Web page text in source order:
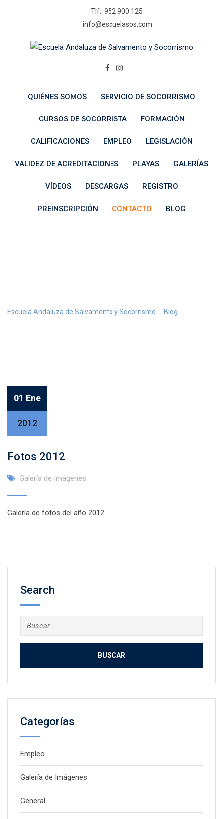
Tlf.: 952 900 125
info@escuelasos.com
QUIÉNES SOMOS SERVICIO DE SOCORRISMO
CURSOS DE SOCORRISTA FORMACIÓN
CALIFICACIONES EMPLEO LEGISLACIÓN
VALIDEZ DE ACREDITACIONES PLAYAS GALERÍAS
VÍDEOS DESCARGAS REGISTRO
PREINSCRIPCIÓN CONTACTO BLOG
Escuela Andaluza de Salvamento y Socorrismo Blog
01 Ene
2012
Fotos 2012
Galería de Imágenes
Galería de fotos del año 2012
Search
Buscar:
Categorías
Empleo
Galería de Imágenes
General